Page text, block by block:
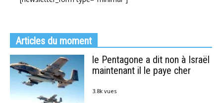
Articles du moment
le Pentagone a dit non à Israël
maintenant il le paye cher
3.8k vues